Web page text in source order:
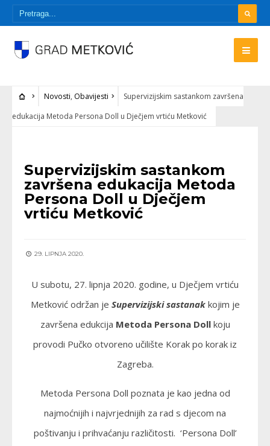
Novosti, Obavijesti
Supervizijskim sastankom završena
edukacija Metoda Persona Doll u Dječjem vrtiću Metković
Supervizijskim sastankom
završena edukacija Metoda
Persona Doll u Dječjem
vrtiću Metković
29. LIPNJA 2020.
U subotu, 27. lipnja 2020. godine, u Dječjem vrtiću
Metković održan je Supervizijski sastanak kojim je
završena edukcija Metoda Persona Dollkoju
provodi Pučko otvoreno učilište Korak po korak iz
Zagreba.
Metoda Persona Doll poznata je kao jedna od
najmoćnijih i najvrjednijih za rad s djecom na
poštivanju i prihvaćanju različitosti. ‘Persona Doll’